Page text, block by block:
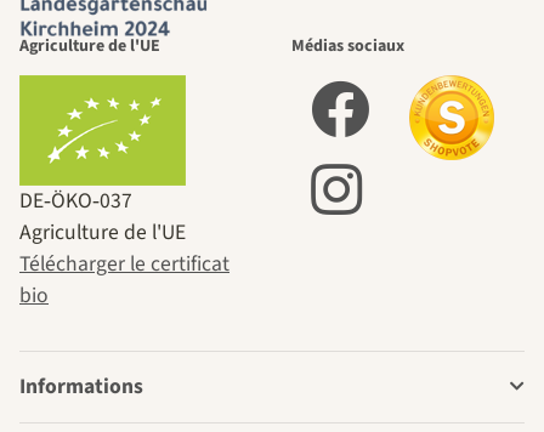
Agriculture de l'UE
DE‑ÖKO‑037
Agriculture de l'UE
Télécharger le certificat
bio
Médias sociaux
Informations